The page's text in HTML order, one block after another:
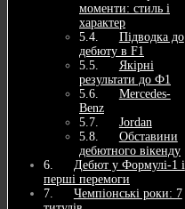
моменти: стиль і
характер
Підводка до
дебюту в F1
Якірні
результати до Ф1
Mercedes-
Benz
Jordan
Обставини
дебютного вікенду
Дебют у Формулі‑1 і
перші перемоги
Чемпіонські роки: 7